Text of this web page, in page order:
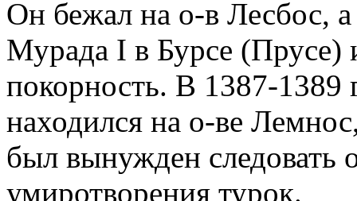
Он бежал на о-в Лесбос, а
Мурада I в Бурсе (Прусе)
покорность. В 1387-1389
находился на о-ве
был вынужден следовать
умиротворения турок.